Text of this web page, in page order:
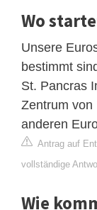
Wo
Unsere
bestimmt
St. Pancras
Zentrum von
anderen
Antrag auf
vollständige
Wie